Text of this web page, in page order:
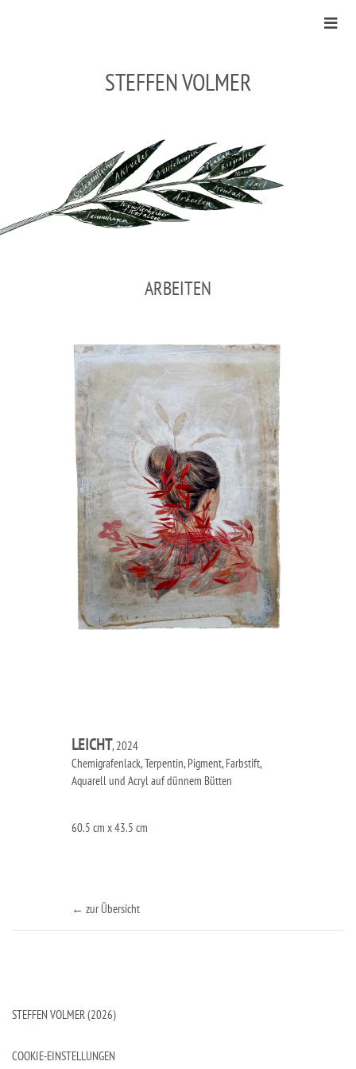
STEFFEN VOLMER
ARBEITEN
LEICHT, 2024
Chemigrafenlack, Terpentin, Pigment, Farbstift,
Aquarell und Acryl auf dünnem Bütten
60.5 cm x 43.5 cm
← zur Übersicht
STEFFEN VOLMER (2026)
COOKIE-EINSTELLUNGEN